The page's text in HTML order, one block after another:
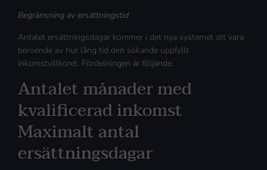
Begränsning av ersättningstid
Antalet ersättningsdagar kommer i det nya systemet att vara
beroende av hur lång tid den sökande uppfyllt
inkomstvillkoret. Fördelningen är följande.
Antalet månader med
kvalificerad inkomst
Maximalt antal
ersättningsdagar